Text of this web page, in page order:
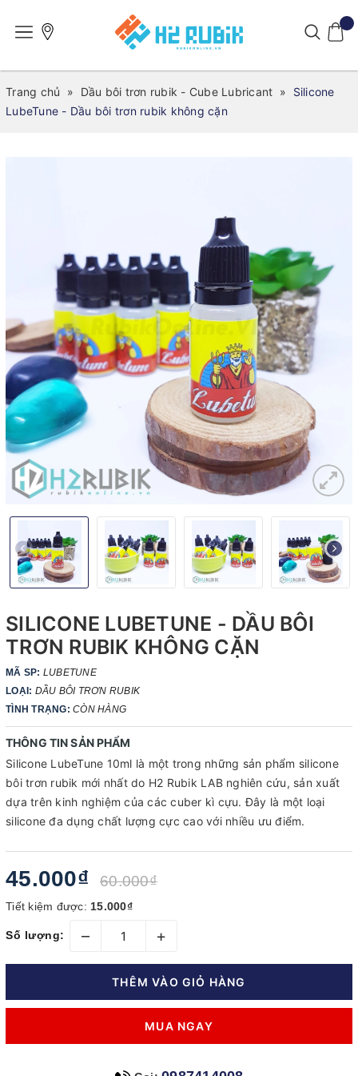
Trang chủ » Dầu bôi trơn rubik - Cube Lubricant »
Silicone
LubeTune - Dầu bôi trơn rubik không cặn
SILICONE LUBETUNE - DẦU BÔI
TRƠN RUBIK KHÔNG CẶN
MÃ SP: LUBETUNE
LOẠI: DẦU BÔI TRƠN RUBIK
TÌNH TRẠNG: CÒN HÀNG
THÔNG TIN SẢN PHẨM
Silicone LubeTune 10ml là một trong những sản phẩm silicone
bôi trơn rubik mới nhất do H2 Rubik LAB nghiên cứu, sản xuất
dựa trên kinh nghiệm của các cuber kì cựu. Đây là một loại
silicone đa dụng chất lượng cực cao với nhiều ưu điểm.
45.000₫ 60.000₫
Tiết kiệm được: 15.000₫
Số lượng: – +
THÊM VÀO GIỎ HÀNG
MUA NGAY